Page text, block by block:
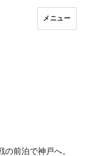
メニュー
前泊で神戸へ。